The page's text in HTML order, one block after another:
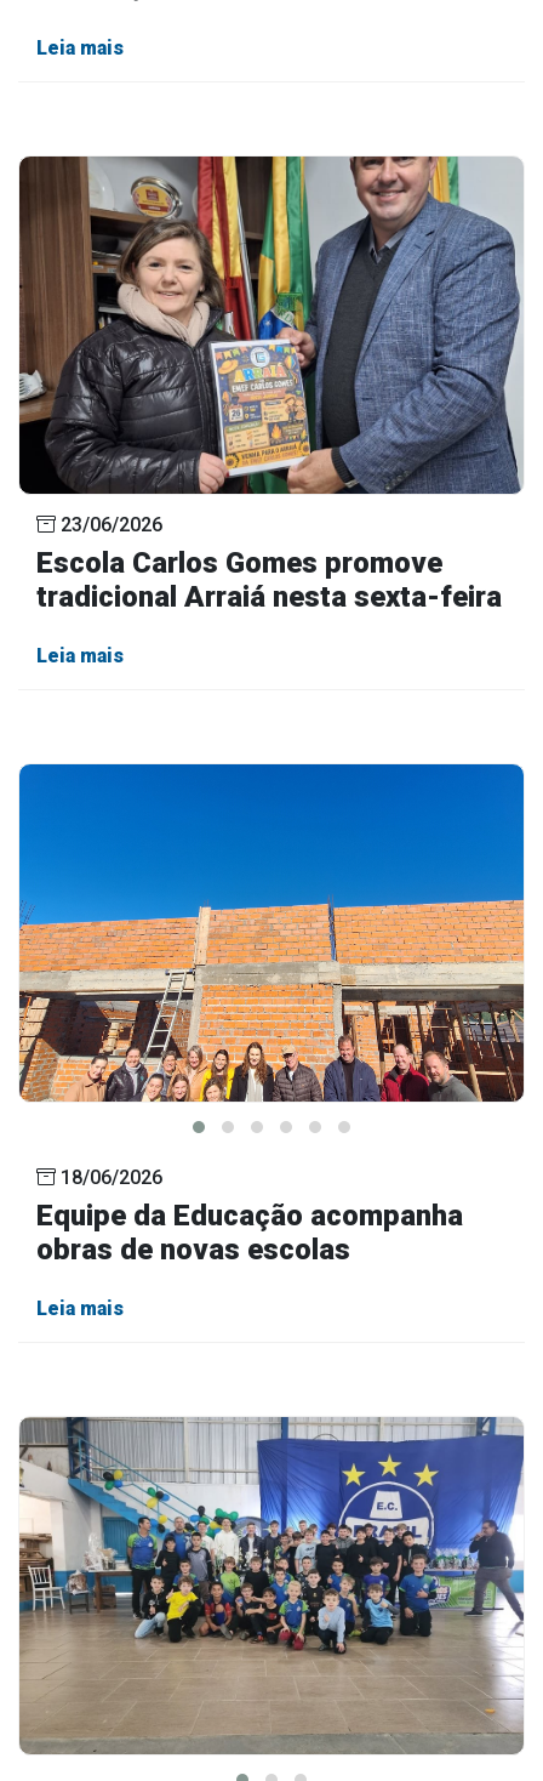
Leia mais
23/06/2026
Escola Carlos Gomes promove
tradicional Arraiá nesta sexta-feira
Leia mais
18/06/2026
Equipe da Educação acompanha
obras de novas escolas
Leia mais